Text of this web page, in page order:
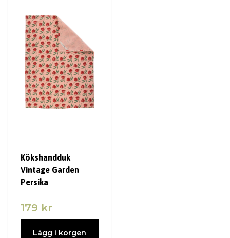
Kökshandduk
Vintage Garden
Persika
179 kr
Lägg i korgen